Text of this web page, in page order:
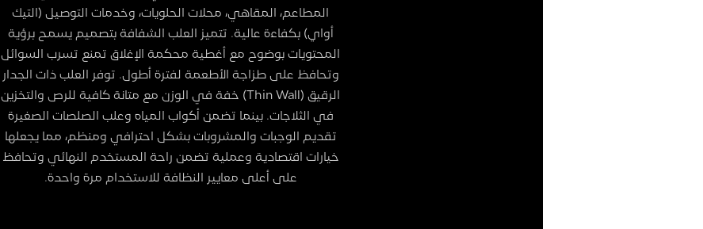
المطاعم، المقاهي، محلات الحلويات، وخدمات التوصيل (التيك
أواي) بكفاءة عالية. تتميز العلب الشفافة بتصميم يسمح برؤية
المحتويات بوضوح مع أغطية محكمة الإغلاق تمنع تسرب السوائل
وتحافظ على طزاجة الأطعمة لفترة أطول. توفر العلب ذات الجدار
الرقيق (Thin Wall) خفة في الوزن مع متانة كافية للرص والتخزين
في الثلاجات. بينما تضمن أكواب المياه وعلب الصلصات الصغيرة
تقديم الوجبات والمشروبات بشكل احترافي ومنظم، مما يجعلها
خيارات اقتصادية وعملية تضمن راحة المستخدم النهائي وتحافظ
على أعلى معايير النظافة للاستخدام مرة واحدة.